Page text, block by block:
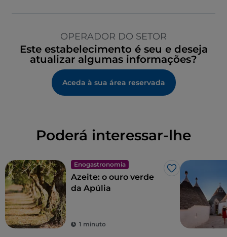
OPERADOR DO SETOR
Este estabelecimento é seu e deseja
atualizar algumas informações?
Aceda à sua área reservada
Poderá interessar-lhe
Enogastronomia
Gosto
Azeite: o ouro verde
da Apúlia
1 minuto